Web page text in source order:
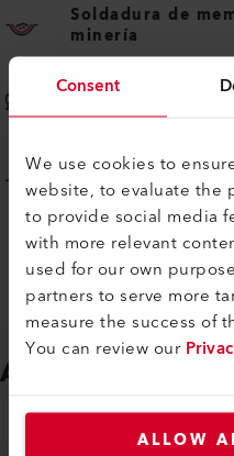
Consent
We use cookies to
website, to evaluate the
to provide social media
with more relevant
used for our own
partners to serve more
measure the success of
You can review our
ALLOW
Soldadura de
minería
ACCESORIOS
ACCESORIOS